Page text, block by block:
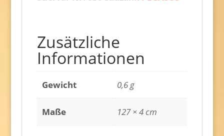
Zusätzliche
Informationen
Gewicht 0,6 g
Maße 127 × 4 cm